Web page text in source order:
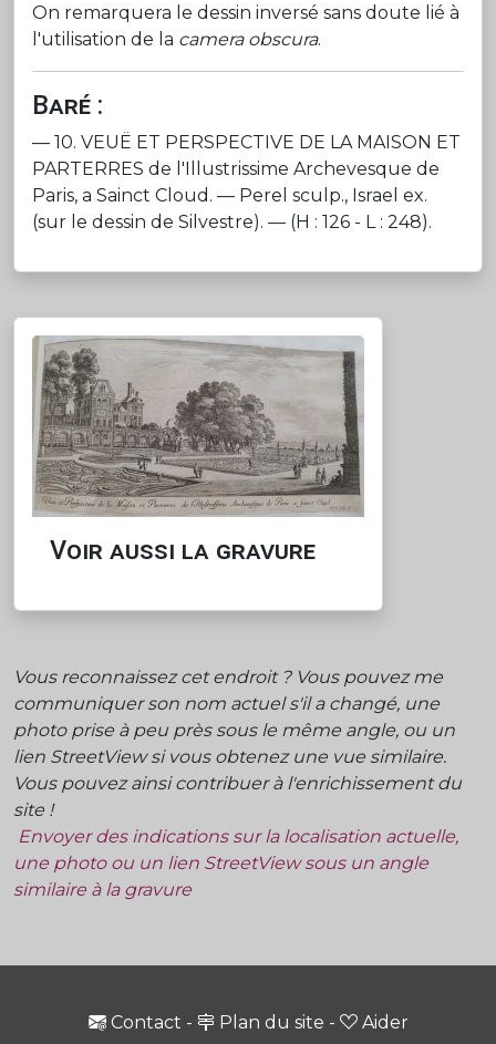
On remarquera le dessin inversé sans doute lié à
l'utilisation de la camera obscura.
Baré :
— 10. VEUË ET PERSPECTIVE DE LA MAISON ET
PARTERRES de l'Illustrissime Archevesque de
Paris, a Sainct Cloud. — Perel sculp., Israel ex.
(sur le dessin de Silvestre). — (H : 126 - L : 248).
Voir aussi la gravure
Vous reconnaissez cet endroit ? Vous pouvez me
communiquer son nom actuel s'il a changé, une
photo prise à peu près sous le même angle, ou un
lien StreetView si vous obtenez une vue similaire.
Vous pouvez ainsi contribuer à l'enrichissement du
site !
Envoyer des indications sur la localisation actuelle,
une photo ou un lien StreetView sous un angle
similaire à la gravure
Contact - Plan du site - Aider